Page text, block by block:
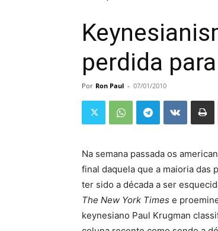
perdida
Por Ron Paul - 07/01/2010
Na semana passada os
final daquela que a maioria das
ter sido a década a ser
The New York Times e
keynesiano Paul Krugman